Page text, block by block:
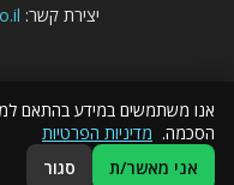
יצירת קשר:
פרסום כתבות באתר מחפשים
© כל הזכויות שמורות
אנו משתמשים במידע בהתאם
הסכמה. מדיניות הפרטיות
אני מאשר/ת
סגור